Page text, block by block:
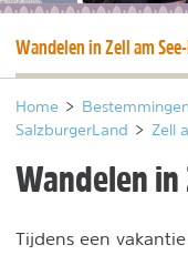
Nieuwsbrief
Huidige pagina
Wandelen in Zell am
Home >
SalzburgerLand
> Zell
Wandelen in
Tijdens een